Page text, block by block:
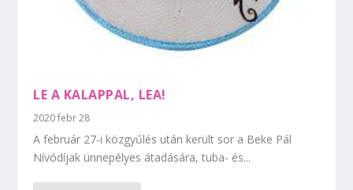
LE A KALAPPAL, LEA!
2020 febr 28
A február 27-i közgyűlés után került sor a Beke Pál
Nívódíjak ünnepélyes átadására, tuba- és...